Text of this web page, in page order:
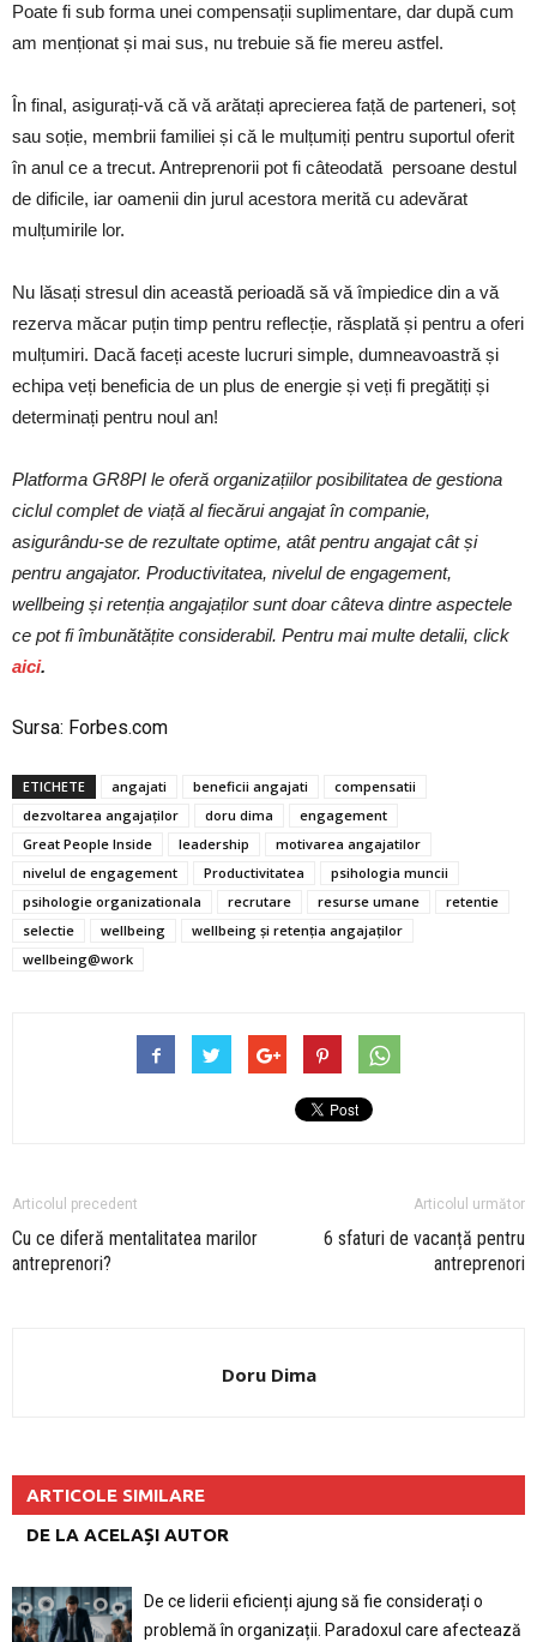
Poate fi sub forma unei compensații suplimentare, dar după cum
am menționat și mai sus, nu trebuie să fie mereu astfel.
În final, asigurați-vă că vă arătați aprecierea față de parteneri, soț
sau soție, membrii familiei și că le mulțumiți pentru suportul oferit
în anul ce a trecut. Antreprenorii pot fi câteodată persoane destul
de dificile, iar oamenii din jurul acestora merită cu adevărat
mulțumirile lor.
Nu lăsați stresul din această perioadă să vă împiedice din a vă
rezerva măcar puțin timp pentru reflecție, răsplată și pentru a oferi
mulțumiri. Dacă faceți aceste lucruri simple, dumneavoastră și
echipa veți beneficia de un plus de energie și veți fi pregătiți și
determinați pentru noul an!
Platforma GR8PI le oferă organizațiilor posibilitatea de gestiona
ciclul complet de viață al fiecărui angajat în companie,
asigurându-se de rezultate optime, atât pentru angajat cât și
pentru angajator. Productivitatea, nivelul de engagement,
wellbeing și retenția angajaților sunt doar câteva dintre aspectele
ce pot fi îmbunătățite considerabil. Pentru mai multe detalii, click
aici.
Sursa: Forbes.com
ETICHETE angajati beneficii angajati
compensatii
dezvoltarea angajaților
doru dima
engagement
Great People Inside
leadership
motivarea angajatilor
nivelul de engagement
Productivitatea
psihologia muncii
psihologie organizationala
recrutare resurse umane
retentie
selectie
wellbeing
wellbeing și retenția angajaților
wellbeing@work
Articolul precedent
Cu ce diferă mentalitatea marilor
antreprenori?
Articolul următor
6 sfaturi de vacanță pentru
antreprenori
Doru Dima
ARTICOLE SIMILARE
DE LA ACELAȘI AUTOR
De ce liderii eficienți ajung să fie considerați o
problemă în organizații. Paradoxul care afectează